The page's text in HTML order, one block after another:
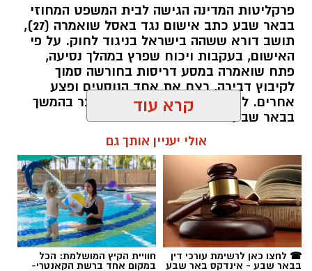
קרדיט: רמ"י
המדינה, בהובלת החטיבה לשמירה על הקרקע
ברשות מקרקעי ישראל (רמ"י), מחדשת בימים אלה
את עבודות הנטיעה באזור ואדי ענים שבנגב.
הפעילות, המבוצעת בפועל על ידי קק"ל ומאובטחת
על ידי משטרת ישראל, מקיפה שטח עצום של
כ-6,000 דונם – פי שניים בקירוב משטחה של העיר
גבעתיים. העבודות מתבצעות כחלק מפעילות
רציפה ועקבית המתקיימת מזה למעלה משלושה
פרקליטות המדינה הגישה לבית המשפט המחוזי
בבאר שבע כתב אישום נגד באסל שואמרה (27),
תושב דורא ששהה בישראל בניגוד לחוק. על פי
האישום, בעקבות ויכוח שפרץ במהלך נסיעה,
פתח שואמרה במסע דריסות בחורשה סמוך
לקיבוץ דבירה, רצח את אחד הנוסעים ופצע
אחרים. לאחר מכן נמלט מהזירה ונעצר בהמשך
בבאר שבע.
תגים:משטרה
קרא עוד
אולי יעניין אותך גם
☎ לחצו כאן לרשימת עורכי דין
בבאר שבע - אינדקס באר שבע
חוויית הקיץ המושלמת: הכל
במקום אחד ברשת הקאנטרי-